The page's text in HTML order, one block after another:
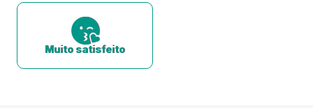
Muito satisfeito